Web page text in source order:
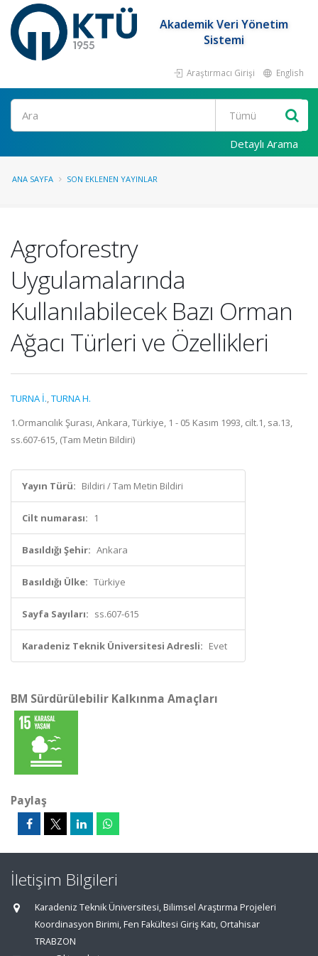
Akademik Veri Yönetim
Sistemi
Araştırmacı Girişi English
Ara
Detaylı Arama
ANA SAYFA SON EKLENEN YAYINLAR
Agroforestry
Uygulamalarında
Kullanılabilecek Bazı Orman
Ağacı Türleri ve Özellikleri
TURNA İ.,TURNA H.
1.Ormancılık Şurası, Ankara, Türkiye, 1 - 05 Kasım 1993, cilt.1, sa.13,
ss.607-615, (Tam Metin Bildiri)
Yayın Türü: Bildiri / Tam Metin Bildiri
Cilt numarası: 1
Basıldığı Şehir: Ankara
Basıldığı Ülke: Türkiye
Sayfa Sayıları: ss.607-615
Karadeniz Teknik Üniversitesi Adresli: Evet
BM Sürdürülebilir Kalkınma Amaçları
Paylaş
İletişim Bilgileri
Karadeniz Teknik Üniversitesi, Bilimsel Araştırma Projeleri
Koordinasyon Birimi, Fen Fakültesi Giriş Katı, Ortahisar
TRABZON